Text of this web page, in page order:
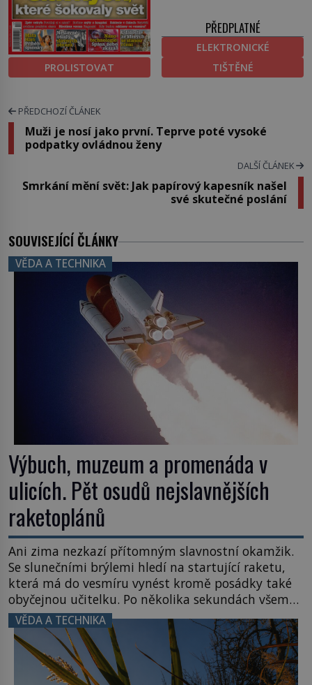
PROLISTOVAT
PŘEDPLATNÉ
ELEKTRONICKÉ
TIŠTĚNÉ
PŘEDCHOZÍ ČLÁNEK
Muži je nosí jako první. Teprve poté vysoké
podpatky ovládnou ženy
DALŠÍ ČLÁNEK
Smrkání mění svět: Jak papírový kapesník našel
své skutečné poslání
SOUVISEJÍCÍ ČLÁNKY
VĚDA A TECHNIKA
Výbuch, muzeum a promenáda v
ulicích. Pět osudů nejslavnějších
raketoplánů
Ani zima nezkazí přítomným slavnostní okamžik.
Se slunečními brýlemi hledí na startující raketu,
která má do vesmíru vynést kromě posádky také
obyčejnou učitelku. Po několika sekundách všem
ztuhnou úsměvy, stroj totiž exploduje. Jejich
konstrukce není z levného kraje, daňové
poplatníky stojí miliardy dolarů. Na druhou stranu
zvládnou jen představitelné věci. Na malé kousky
Název: Columbia První […]
VĚDA A TECHNIKA